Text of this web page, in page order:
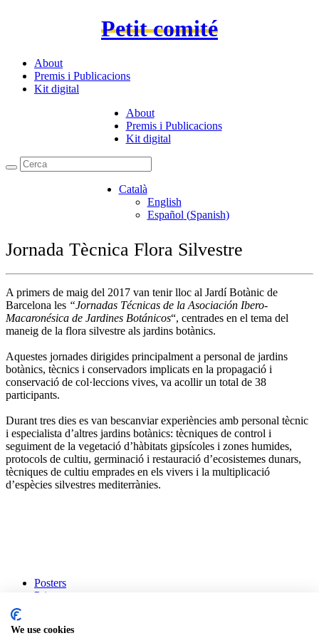
Petit comité
About
Premis i Publicacions
Kit digital
About
Premis i Publicacions
Kit digital
Català
English
Español(Spanish)
Jornada Tècnica Flora Silvestre
A primers de maig del 2017 van tenir lloc al Jardí Botànic de
Barcelona les “Jornadas Técnicas de la Asociación Ibero-
Macaronésica de Jardines Botánicos“, centrades en el tema del
maneig de la flora silvestre als jardins botànics.
Aquestes jornades dirigides principalment a personal de jardins
botànics, tècnics i conservadors implicats en la propagació i
conservació de col·leccions vives, va acollir un total de 38
participants.
Durant tres dies es van bescanviar experiències amb personal tècnic
i especialista d’altres jardins botànics: tècniques de control i
seguiment de la vegetació d’hàbitats gipsícoles i zones humides,
protocols de cultiu, germinació i restauració d’ecosistemes dunars,
tècniques de cultiu emprades en els vivers i la multiplicació
d’espècies silvestres mediterrànies.
Posters
Print
Política de privacitat
We use cookies